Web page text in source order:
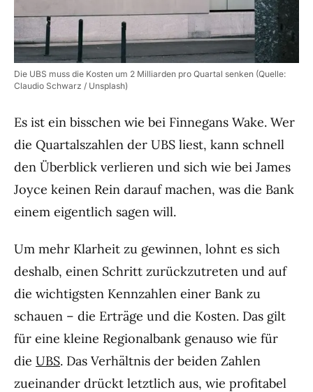
Die UBS muss die Kosten um 2 Milliarden pro Quartal senken (Quelle:
Claudio Schwarz / Unsplash)
Es ist ein bisschen wie bei Finnegans Wake. Wer
die Quartalszahlen der UBS liest, kann schnell
den Überblick verlieren und sich wie bei James
Joyce keinen Rein darauf machen, was die Bank
einem eigentlich sagen will.
Um mehr Klarheit zu gewinnen, lohnt es sich
deshalb, einen Schritt zurückzutreten und auf
die wichtigsten Kennzahlen einer Bank zu
schauen – die Erträge und die Kosten. Das gilt
für eine kleine Regionalbank genauso wie für
die UBS. Das Verhältnis der beiden Zahlen
zueinander drückt letztlich aus, wie profitabel